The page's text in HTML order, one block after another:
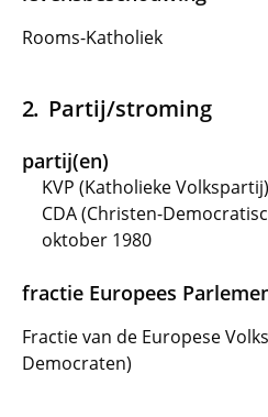
Rooms-Katholiek
Partij/stroming
partij(en)
KVP (Katholieke
CDA (Christen-
oktober 1980
fractie Europees
Fractie van de Europese
Democraten)